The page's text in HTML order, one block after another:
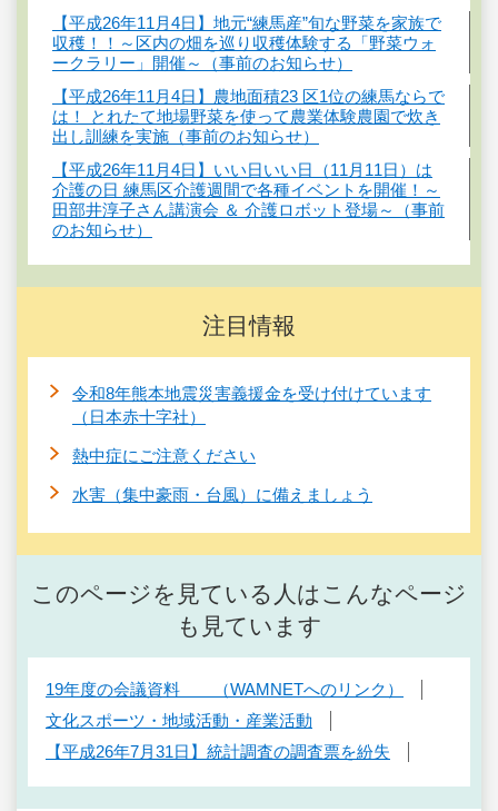
【平成26年11月4日】地元“練馬産”旬な野菜を家族で
収穫！！～区内の畑を巡り収穫体験する「野菜ウォ
ークラリー」開催～（事前のお知らせ）
【平成26年11月4日】農地面積23 区1位の練馬ならで
は！ とれたて地場野菜を使って農業体験農園で炊き
出し訓練を実施（事前のお知らせ）
【平成26年11月4日】いい日いい日（11月11日）は
介護の日 練馬区介護週間で各種イベントを開催！～
田部井淳子さん講演会 ＆ 介護ロボット登場～（事前
のお知らせ）
注目情報
令和8年熊本地震災害義援金を受け付けています
（日本赤十字社）
熱中症にご注意ください
水害（集中豪雨・台風）に備えましょう
このページを見ている人はこんなページ
も見ています
19年度の会議資料 （WAMNETへのリンク）
文化スポーツ・地域活動・産業活動
【平成26年7月31日】統計調査の調査票を紛失